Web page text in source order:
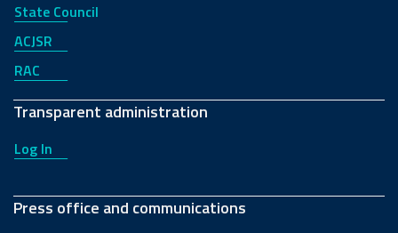
State Council
ACJSR
RAC
Transparent administration
Log In
Press office and communications